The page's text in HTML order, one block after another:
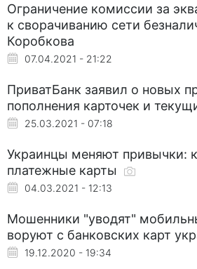
Ограничение комиссии за
к сворачиванию сети
Коробкова
07.04.2021 - 21:22
ПриватБанк заявил о новых
пополнения карточек и
25.03.2021 - 07:18
Украинцы меняют привычки:
платежные карты
04.03.2021 - 12:13
Мошенники "уводят"
воруют с банковских карт
19.12.2020 - 19:34